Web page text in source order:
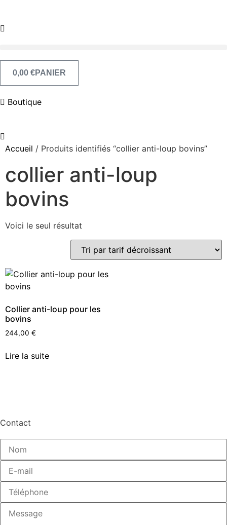
contenu
0,00 €PANIER
Boutique
Accueil / Produits identifiés “collier anti-loup bovins”
collier anti-loup
bovins
Voici le seul résultat
Collier anti-loup pour les
bovins
244,00 €
Lire la suite
Contact